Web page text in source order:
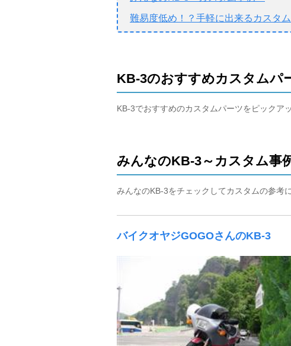
難易度低め！？手軽に出来るカスタム
KB-3のおすすめカスタムパ
KB-3でおすすめのカスタムパーツをピックア
みんなのKB-3～カスタム事
みんなのKB-3をチェックしてカスタムの参考
バイクオヤジGOGOさんのKB-3